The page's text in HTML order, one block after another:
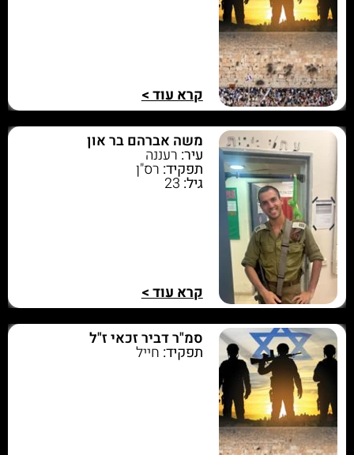
קרא עוד >
משה אברהם בר און
עיר: רעננה
תפקיד: רס"ן
גיל:23
קרא עוד >
סמ"ר דביר זכאי ז"ל
תפקיד: חייל